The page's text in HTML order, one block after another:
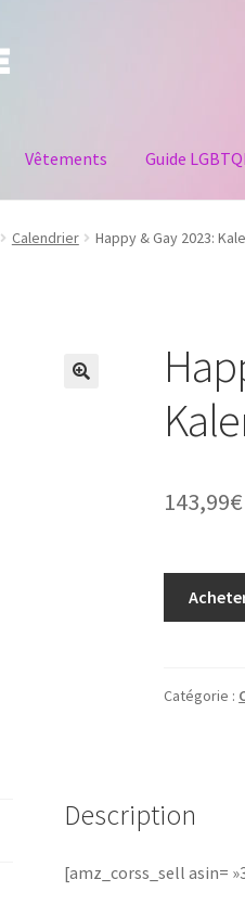
Vêtements Guide
Calendrier Happy & Gay 2023:
143,99€
Catégorie :
Description
[amz_corss_sell asin=